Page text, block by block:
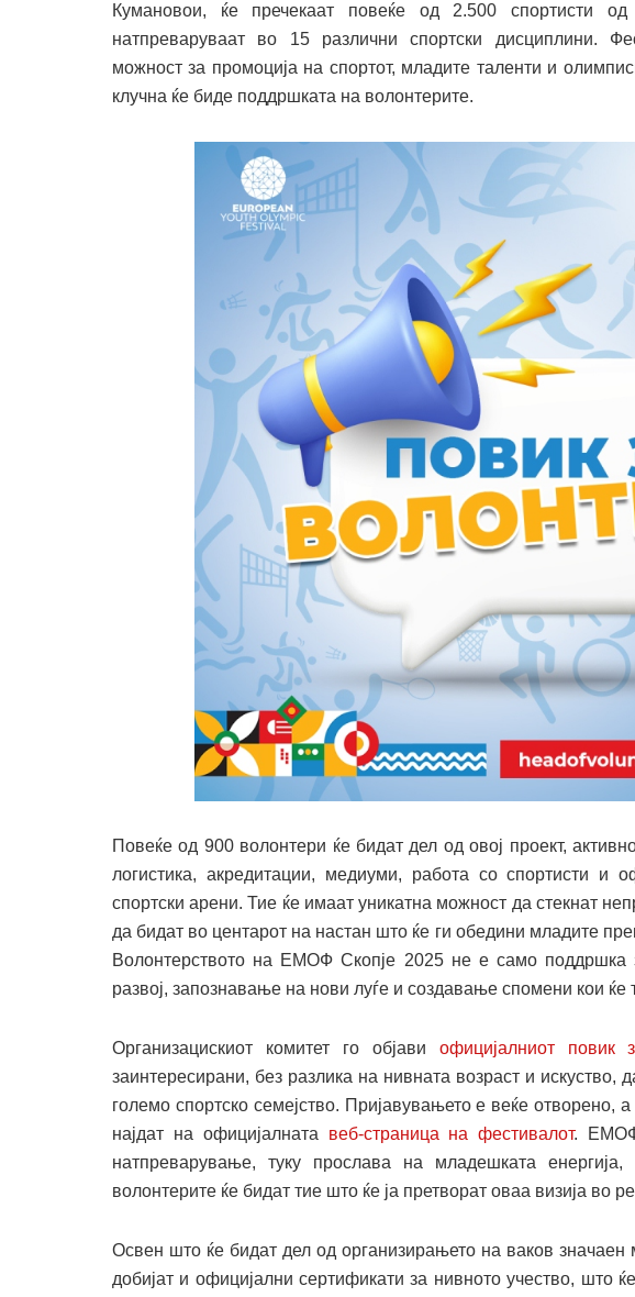
Кумановои, ќе пречекаат повеќе од 2.500 спортисти
натпреваруваат во 15 различни спортски дисциплини.
можност за промоција на спортот, младите таленти и
клучна ќе биде поддршката на волонтерите.
Повеќе од 900 волонтери ќе бидат дел од овој проект,
логистика, акредитации, медиуми, работа со спортисти и
спортски арени. Тие ќе имаат уникатна можност да стекнат
да бидат во центарот на настан што ќе ги обедини младите
Волонтерството на ЕМОФ Скопје 2025 не е само поддршка
развој, запознавање на нови луѓе и создавање спомени кои ќе
Организацискиот комитет го објави официјалниот повик
заинтересирани, без разлика на нивната возраст и искуство,
големо спортско семејство. Пријавувањето е веќе отворено,
најдат на официјалната веб-страница на фестивалот. ЕМОФ
натпреварување, туку прослава на младешката енергија,
волонтерите ќе бидат тие што ќе ја претворат оваа визија во
Освен што ќе бидат дел од организирањето на ваков значаен
добијат и официјални сертификати за нивното учество, што